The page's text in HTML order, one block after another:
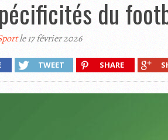
du
le 17 février 2026
TWEET SHARE